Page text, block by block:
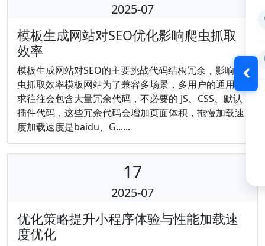
2025-07
模板生成网站对SEO优化影响爬虫抓取
效率
模板生成网站对SEO的主要挑战代码结构冗余，影响爬
虫抓取效率模板网站为了兼容多场景，多用户的通用需
求往往会包含大量冗余代码，不必要的 JS、CSS、默认
插件代码，这些冗余代码会增加页面体积，拖慢加载速
度加载速度是baidu、G......
17
2025-07
优化策略提升小程序体验与性能加载速
度优化